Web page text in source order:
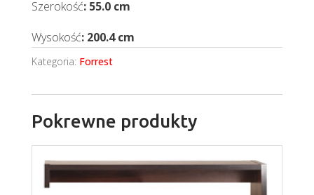
Szerokość: 55.0 cm
Wysokość: 200.4 cm
Kategoria: Forrest
Pokrewne produkty